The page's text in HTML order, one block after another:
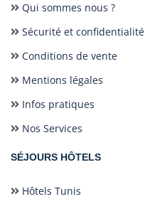
Qui sommes nous ?
Sécurité et confidentialité
Conditions de vente
Mentions légales
Infos pratiques
Nos Services
SÉJOURS HÔTELS
Hôtels Tunis